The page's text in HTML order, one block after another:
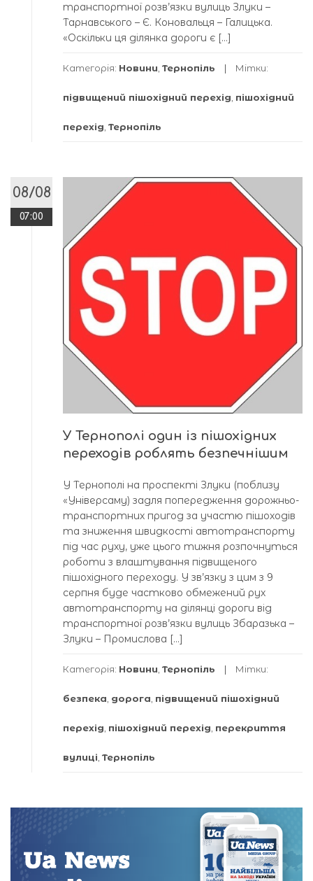
транспортної розв’язки вулиць Злуки –
Тарнавського – Є. Коновальця – Галицька.
«Оскільки ця ділянка дороги є […]
Категорія: Новини Тернопіль Мітки:
підвищений пішохідний перехід пішохідний
перехід Тернопіль
08/08
07:00
У Тернополі один із пішохідних
переходів роблять безпечнішим
У Тернополі на проспекті Злуки (поблизу
«Універсаму) задля попередження дорожньо-
транспортних пригод за участю пішоходів
та зниження швидкості автотранспорту
під час руху, уже цього тижня розпочнуться
роботи з влаштування підвищеного
пішохідного переходу. У зв’язку з цим з 9
серпня буде частково обмежений рух
автотранспорту на ділянці дороги від
транспортної розв’язки вулиць Збаразька –
Злуки – Промислова […]
Категорія: Новини Тернопіль Мітки:
безпека дорога підвищений пішохідний
перехід пішохідний перехід перекриття
вулиці Тернопіль